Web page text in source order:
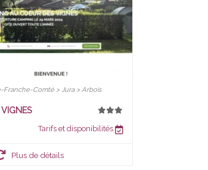
Franche-Comté > Jura > Arbois
Tarifs et disponibilités
Plus de détails